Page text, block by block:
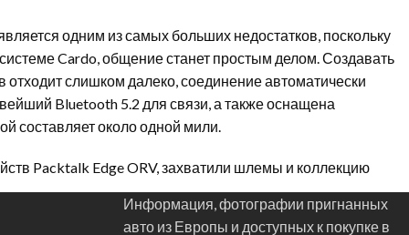
одним из самых больших недостатков, поскольку
Cardo, общение станет простым делом. Создавать
отходит слишком далеко, соединение автоматически
Bluetooth 5.2 для связи, а также оснащена
составляет около одной мили.
Packtalk Edge ORV, захватили шлемы и коллекцию
Информация, фотографии пригнанных
авто из Европы и доступных к покупке в